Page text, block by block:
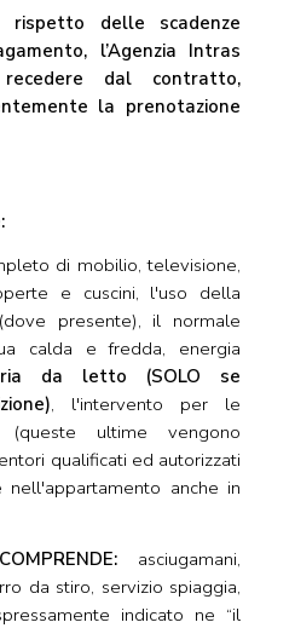
delle scadenze
l’Agenzia Intras
dal contratto,
la prenotazione
di mobilio, televisione,
e cuscini, l'uso della
presente), il normale
calda e fredda, energia
da letto (SOLO se
, l'intervento per le
(queste ultime vengono
qualificati ed autorizzati
nell'appartamento anche in
asciugamani,
da stiro, servizio spiaggia,
indicato ne “il